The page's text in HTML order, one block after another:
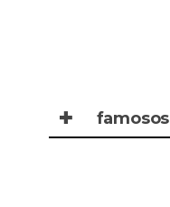
✚ famosos